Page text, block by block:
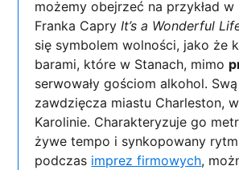
możemy obejrzeć na przykład w
Franka CapryIt’s a Wonderful
się symbolem wolności, jako że
barami, które w Stanach, mimo
serwowały gościom alkohol.
zawdzięcza miastu Charleston,
Karolinie. Charakteryzuje go
żywe tempo i synkopowany
podczas imprez firmowych,